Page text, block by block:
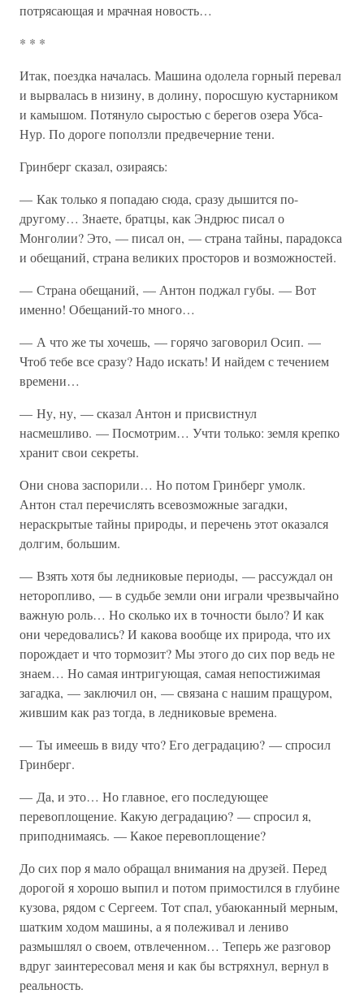
потрясающая и мрачная новость…
* * *
Итак, поездка началась. Машина одолела горный перевал
и вырвалась в низину, в долину, поросшую кустарником
и камышом. Потянуло сыростью с берегов озера Убса-
Нур. По дороге поползли предвечерние тени.
Гринберг сказал, озираясь:
— Как только я попадаю сюда, сразу дышится по-
другому… Знаете, братцы, как Эндрюс писал о
Монголии? Это, — писал он, — страна тайны, парадокса
и обещаний, страна великих просторов и возможностей.
— Страна обещаний, — Антон поджал губы. — Вот
именно! Обещаний-то много…
— А что же ты хочешь, — горячо заговорил Осип. —
Чтоб тебе все сразу? Надо искать! И найдем с течением
времени…
— Ну, ну, — сказал Антон и присвистнул
насмешливо. — Посмотрим… Учти только: земля крепко
хранит свои секреты.
Они снова заспорили… Но потом Гринберг умолк.
Антон стал перечислять всевозможные загадки,
нераскрытые тайны природы, и перечень этот оказался
долгим, большим.
— Взять хотя бы ледниковые периоды, — рассуждал он
неторопливо, — в судьбе земли они играли чрезвычайно
важную роль… Но сколько их в точности было? И как
они чередовались? И какова вообще их природа, что их
порождает и что тормозит? Мы этого до сих пор ведь не
знаем… Но самая интригующая, самая непостижимая
загадка, — заключил он, — связана с нашим пращуром,
жившим как раз тогда, в ледниковые времена.
— Ты имеешь в виду что? Его деградацию? — спросил
Гринберг.
— Да, и это… Но главное, его последующее
перевоплощение. Какую деградацию? — спросил я,
приподнимаясь. — Какое перевоплощение?
До сих пор я мало обращал внимания на друзей. Перед
дорогой я хорошо выпил и потом примостился в глубине
кузова, рядом с Сергеем. Тот спал, убаюканный мерным,
шатким ходом машины, а я полеживал и лениво
размышлял о своем, отвлеченном… Теперь же разговор
вдруг заинтересовал меня и как бы встряхнул, вернул в
реальность.